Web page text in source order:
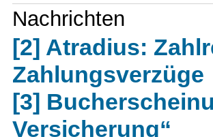
Nachrichten
[2] Atradius:
Zahlungsverzüge
[3]
Versicherung“